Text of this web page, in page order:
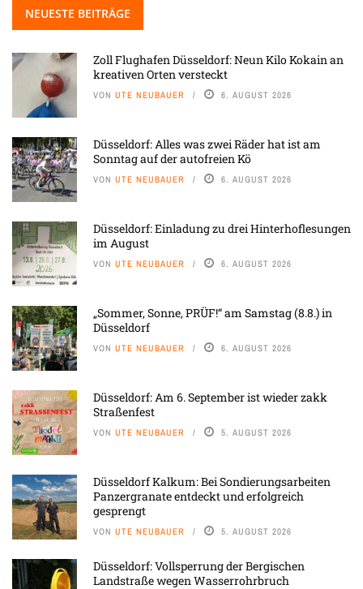
NEUESTE BEITRÄGE
Zoll Flughafen Düsseldorf: Neun Kilo Kokain an
kreativen Orten versteckt
VON UTE NEUBAUER 6. AUGUST 2026
Düsseldorf: Alles was zwei Räder hat ist am
Sonntag auf der autofreien Kö
VON UTE NEUBAUER 6. AUGUST 2026
Düsseldorf: Einladung zu drei Hinterhoflesungen
im August
VON UTE NEUBAUER 6. AUGUST 2026
„Sommer, Sonne, PRÜF!“ am Samstag (8.8.) in
Düsseldorf
VON UTE NEUBAUER 6. AUGUST 2026
Düsseldorf: Am 6. September ist wieder zakk
Straßenfest
VON UTE NEUBAUER 5. AUGUST 2026
Düsseldorf Kalkum: Bei Sondierungsarbeiten
Panzergranate entdeckt und erfolgreich
gesprengt
VON UTE NEUBAUER 5. AUGUST 2026
Düsseldorf: Vollsperrung der Bergischen
Landstraße wegen Wasserrohrbruch